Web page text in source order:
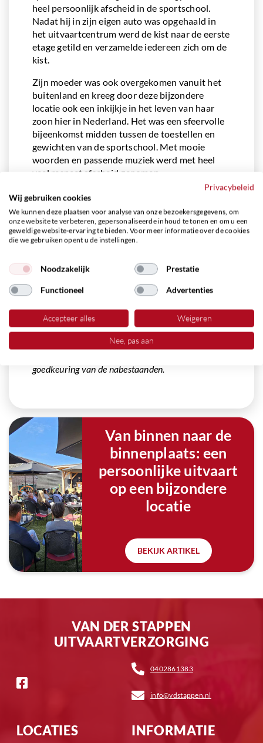
heel persoonlijk afscheid in de sportschool.
Nadat hij in zijn eigen auto was opgehaald in
het uitvaartcentrum werd de kist naar de eerste
etage getild en verzamelde iedereen zich om de
kist.
Zijn moeder was ook overgekomen vanuit het
buitenland en kreeg door deze bijzondere
locatie ook een inkijkje in het leven van haar
zoon hier in Nederland. Het was een sfeervolle
bijeenkomst midden tussen de toestellen en
gewichten van de sportschool. Met mooie
woorden en passende muziek werd met heel
veel respect afscheid genomen.
Na nog een kort informeel samenzijn volgde het
vertrek en werd hij naar de gereedstaande
rouwauto gedragen. De auto reed door de
erehaag van alle aanwezigen. En omdat hij ook
nog eens fanatiek autofanaat was stonden er
passeren van de rouwauto van zich lieten
horen. Het was een indrukwekkend afscheid
met in hoofdletters geschreven: RESPECT XXL.
Martin Horst
Uitvaartverzorger
goedkeuring van de nabestaanden.
Van binnen naar de
binnenplaats: een
persoonlijke uitvaart
op een bijzondere
locatie
BEKIJK ARTIKEL
VAN DER STAPPEN
UITVAARTVERZORGING
0402861383
info@vdstappen.nl
LOCATIES INFORMATIE
Privacybeleid
Wij gebruiken cookies
We kunnen deze plaatsen voor analyse van onze bezoekersgegevens, om
onze website te verbeteren, gepersonaliseerde inhoud te tonen en om u een
geweldige website-ervaring te bieden. Voor meer informatie over de cookies
die we gebruiken opent u de instellingen.
Noodzakelijk Prestatie
Functioneel Advertenties
Accepteer alles Weigeren
Nee, pas aan